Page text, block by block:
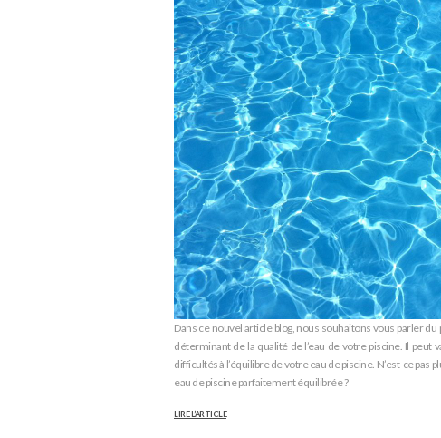
Dans ce nouvel article blog, nous souhaitons vous parler
déterminant de la qualité de l’eau de votre piscine. Il
difficultés à l’équilibre de votre eau de piscine. N’est-ce pas
eau de piscine parfaitement équilibrée ?
LIRE L’ARTICLE